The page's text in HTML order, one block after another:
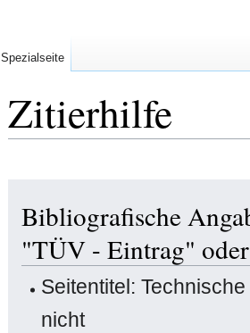
Zitierhilfe
Navigation
springen
Suche
springen
Bibliografische
"TÜV - Eintrag"
Seitentitel:
nicht
Spezialseite